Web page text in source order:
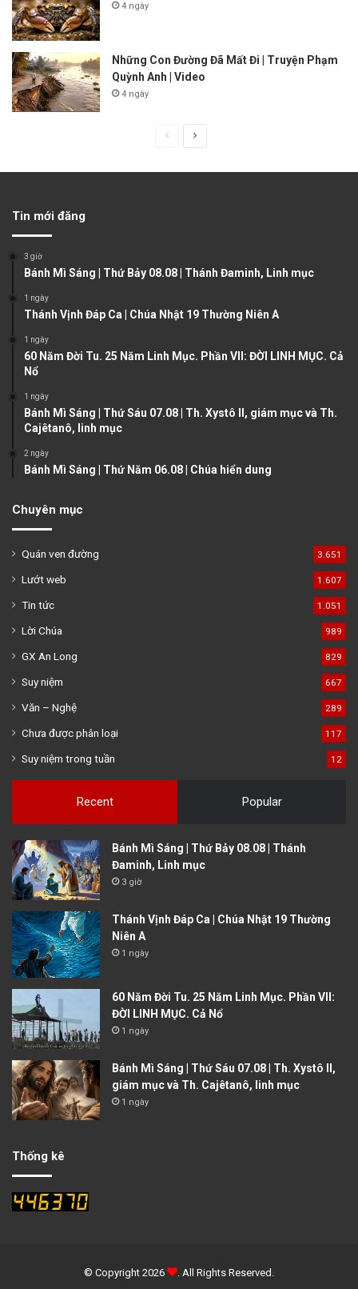
4 ngày
Những Con Đường Đã Mất Đi | Truyện Phạm
Quỳnh Anh | Video
4 ngày
u
p
g
g
Tin mới đăng
3 giờ
Bánh Mì Sáng | Thứ Bảy 08.08 | Thánh Đaminh, Linh mục
1 ngày
Thánh Vịnh Đáp Ca | Chúa Nhật 19 Thường Niên A
1 ngày
60 Năm Đời Tu. 25 Năm Linh Mục. Phần VII: ĐỜI LINH MỤC. Cả
Nổ
1 ngày
Bánh Mì Sáng | Thứ Sáu 07.08 | Th. Xystô II, giám mục và Th.
Cajêtanô, linh mục
2 ngày
Bánh Mì Sáng | Thứ Năm 06.08 | Chúa hiển dung
Chuyên mục
Quán ven đường 3.651
Lướt web 1.607
Tin tức 1.051
Lời Chúa 989
GX An Long 829
Suy niệm 667
Văn – Nghệ 289
Chưa được phân loại 117
Suy niệm trong tuần 12
Recent Popular
Bánh Mì Sáng | Thứ Bảy 08.08 | Thánh
Đaminh, Linh mục
3 giờ
Thánh Vịnh Đáp Ca | Chúa Nhật 19 Thường
Niên A
1 ngày
60 Năm Đời Tu. 25 Năm Linh Mục. Phần VII:
ĐỜI LINH MỤC. Cả Nổ
1 ngày
Bánh Mì Sáng | Thứ Sáu 07.08 | Th. Xystô II,
giám mục và Th. Cajêtanô, linh mục
1 ngày
Thống kê
© Copyright 2026 . All Rights Reserved.